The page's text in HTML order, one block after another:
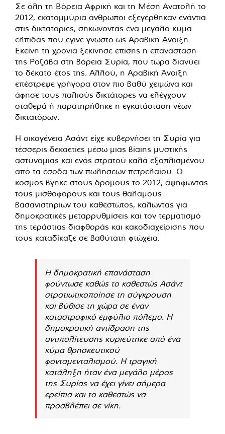
Σε όλη τη Βόρεια Αφρική και τη Μέση Ανατολή το
2012, εκατομμύρια άνθρωποι εξεγέρθηκαν ενάντια
στις δικτατορίες, σηκώνοντας ένα μεγάλο κύμα
ελπίδας που έγινε γνωστό ως Αραβική Άνοιξη.
Εκείνη τη χρονιά ξεκίνησε επίσης η επανάσταση
της Ροζάβα στη βόρεια Συρία, που τώρα διανύει
το δέκατο έτος της. Αλλού, η Αραβική Άνοιξη
επέστρεψε γρήγορα στον πιο βαθύ χειμώνα και
άφησε τους παλιούς δικτάτορες να ελέγχουν
σταθερά ή παρατηρήθηκε η εγκατάσταση νέων
δικτατόρων.
Η οικογένεια Ασάντ είχε κυβερνήσει τη Συρία για
τέσσερις δεκαετίες μέσω μιας βίαιης μυστικής
αστυνομίας και ενός στρατού καλά εξοπλισμένου
από τα έσοδα των πωλήσεων πετρελαίου. Ο
κόσμος βγήκε στους δρόμους το 2012, αψηφώντας
τους μισθοφόρους και τους θαλάμους
βασανιστηρίων του καθεστώτος, καλώντας για
δημοκρατικές μεταρρυθμίσεις και τον τερματισμό
της τεράστιας διαφθοράς και κακοδιαχείρισης που
τους καταδίκαζε σε βαθύτατη φτώχεια.
Η δημοκρατική επανάσταση
φούντωσε καθώς το καθεστώς Ασάντ
στρατιωτικοποίησε τη σύγκρουση
και βύθισε τη χώρα σε έναν
καταστροφικό εμφύλιο πόλεμο. Η
δημοκρατική αντίδραση της
αντιπολίτευσης κυριεύτηκε από ένα
κύμα θρησκευτικού
φονταμενταλισμού. Η τραγική
κατάληξη ήταν ένα μεγάλο μέρος
της Συρίας να έχει γίνει σήμερα
ερείπια και το καθεστώς να
προσβλέπει σε νίκη.